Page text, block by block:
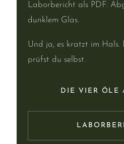
Laborbericht als PDF.
dunklem Glas.
Und ja, es kratzt im Hals.
prüfst du selbst.
DIE VIER ÖLE